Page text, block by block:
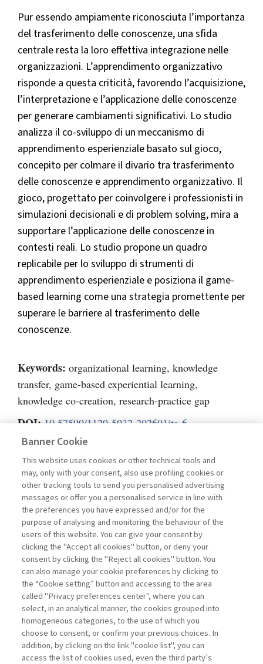
Pur essendo ampiamente riconosciuta l’importanza
del trasferimento delle conoscenze, una sfida
centrale resta la loro effettiva integrazione nelle
organizzazioni. L’apprendimento organizzativo
risponde a questa criticità, favorendo l’acquisizione,
l’interpretazione e l’applicazione delle conoscenze
per generare cambiamenti significativi. Lo studio
analizza il co-sviluppo di un meccanismo di
apprendimento esperienziale basato sul gioco,
concepito per colmare il divario tra trasferimento
delle conoscenze e apprendimento organizzativo. Il
gioco, progettato per coinvolgere i professionisti in
simulazioni decisionali e di problem solving, mira a
supportare l’applicazione delle conoscenze in
contesti reali. Lo studio propone un quadro
replicabile per lo sviluppo di strumenti di
apprendimento esperienziale e posiziona il game-
based learning come una strategia promettente per
superare le barriere al trasferimento delle
conoscenze.
Keywords: organizational learning, knowledge
transfer, game-based experiential learning,
knowledge co-creation, research-practice gap
DOI: 10.57590/1120-5032-202601ita-6
Pagine 38-57
L'ACCESSO A QUESTO
CONTENUTO E' RISERVATO AGLI
UTENTI ABBONATI
Sei abbonato?ESEGUI L'ACCESSOoppure
ABBONATI.
Banner Cookie
This website uses cookies or other technical tools and
may, only with your consent, also use profiling cookies or
other tracking tools to send you personalised advertising
messages or offer you a personalised service in line with
the preferences you have expressed and/or for the
purpose of analysing and monitoring the behaviour of the
users of this website. You can give your consent by
clicking the "Accept all cookies" button, or deny your
consent by clicking the "Reject all cookies" button. You
can also manage your cookie preferences by clicking to
the “Cookie setting” button and accessing to the area
called "Privacy preferences center", where you can
select, in an analytical manner, the cookies grouped into
homogeneous categories, to the use of which you
choose to consent, or confirm your previous choices. In
addition, by clicking on the link "cookie list", you can
access the list of cookies used, even the third party’s